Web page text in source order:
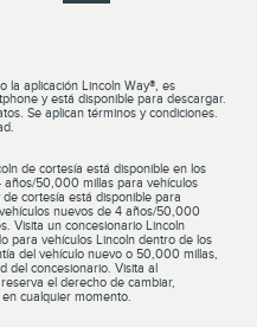
la aplicación Lincoln Way®, es
y está disponible para descargar.
Se aplican términos y condiciones.
de cortesía está disponible en los
años/50,000 millas para vehículos
cortesía está disponible para
nuevos de 4 años/50,000
Visita un concesionario Lincoln
para vehículos Lincoln dentro de los
del vehículo nuevo o 50,000 millas,
del concesionario. Visita al
el derecho de cambiar,
cualquier momento.